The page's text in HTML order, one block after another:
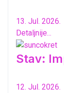
13. Jul. 2026.
Detaljnije...
Stav:
12. Jul. 2026.